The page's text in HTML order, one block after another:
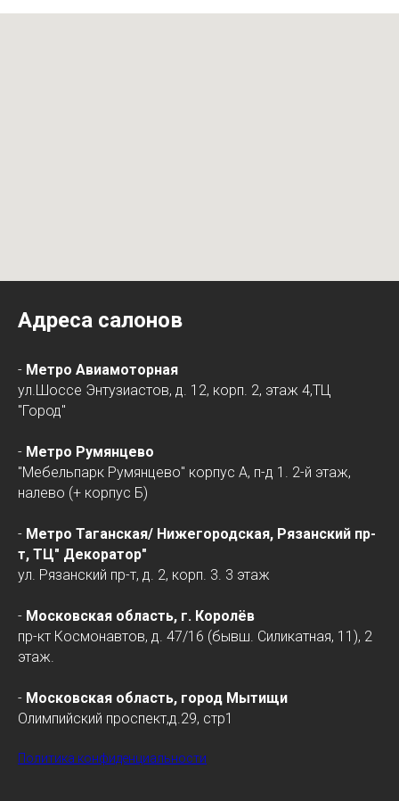
Адреса салонов
- Метро Авиамоторная
ул.Шоссе Энтузиастов, д. 12, корп. 2, этаж 4,ТЦ
"Город"
- Метро Румянцево
"Мебельпарк Румянцево" корпус А, п-д 1. 2-й этаж,
налево (+ корпус Б)
- Метро Таганская/ Нижегородская, Рязанский пр-
т, ТЦ" Декоратор"
ул. Рязанский пр-т, д. 2, корп. 3. 3 этаж
- Московская область, г. Королёв
пр-кт Космонавтов, д. 47/16 (бывш. Силикатная, 11), 2
этаж.
- Московская область, город Мытищи
Олимпийский проспект,д.29, стр1
Политика конфиденциальности